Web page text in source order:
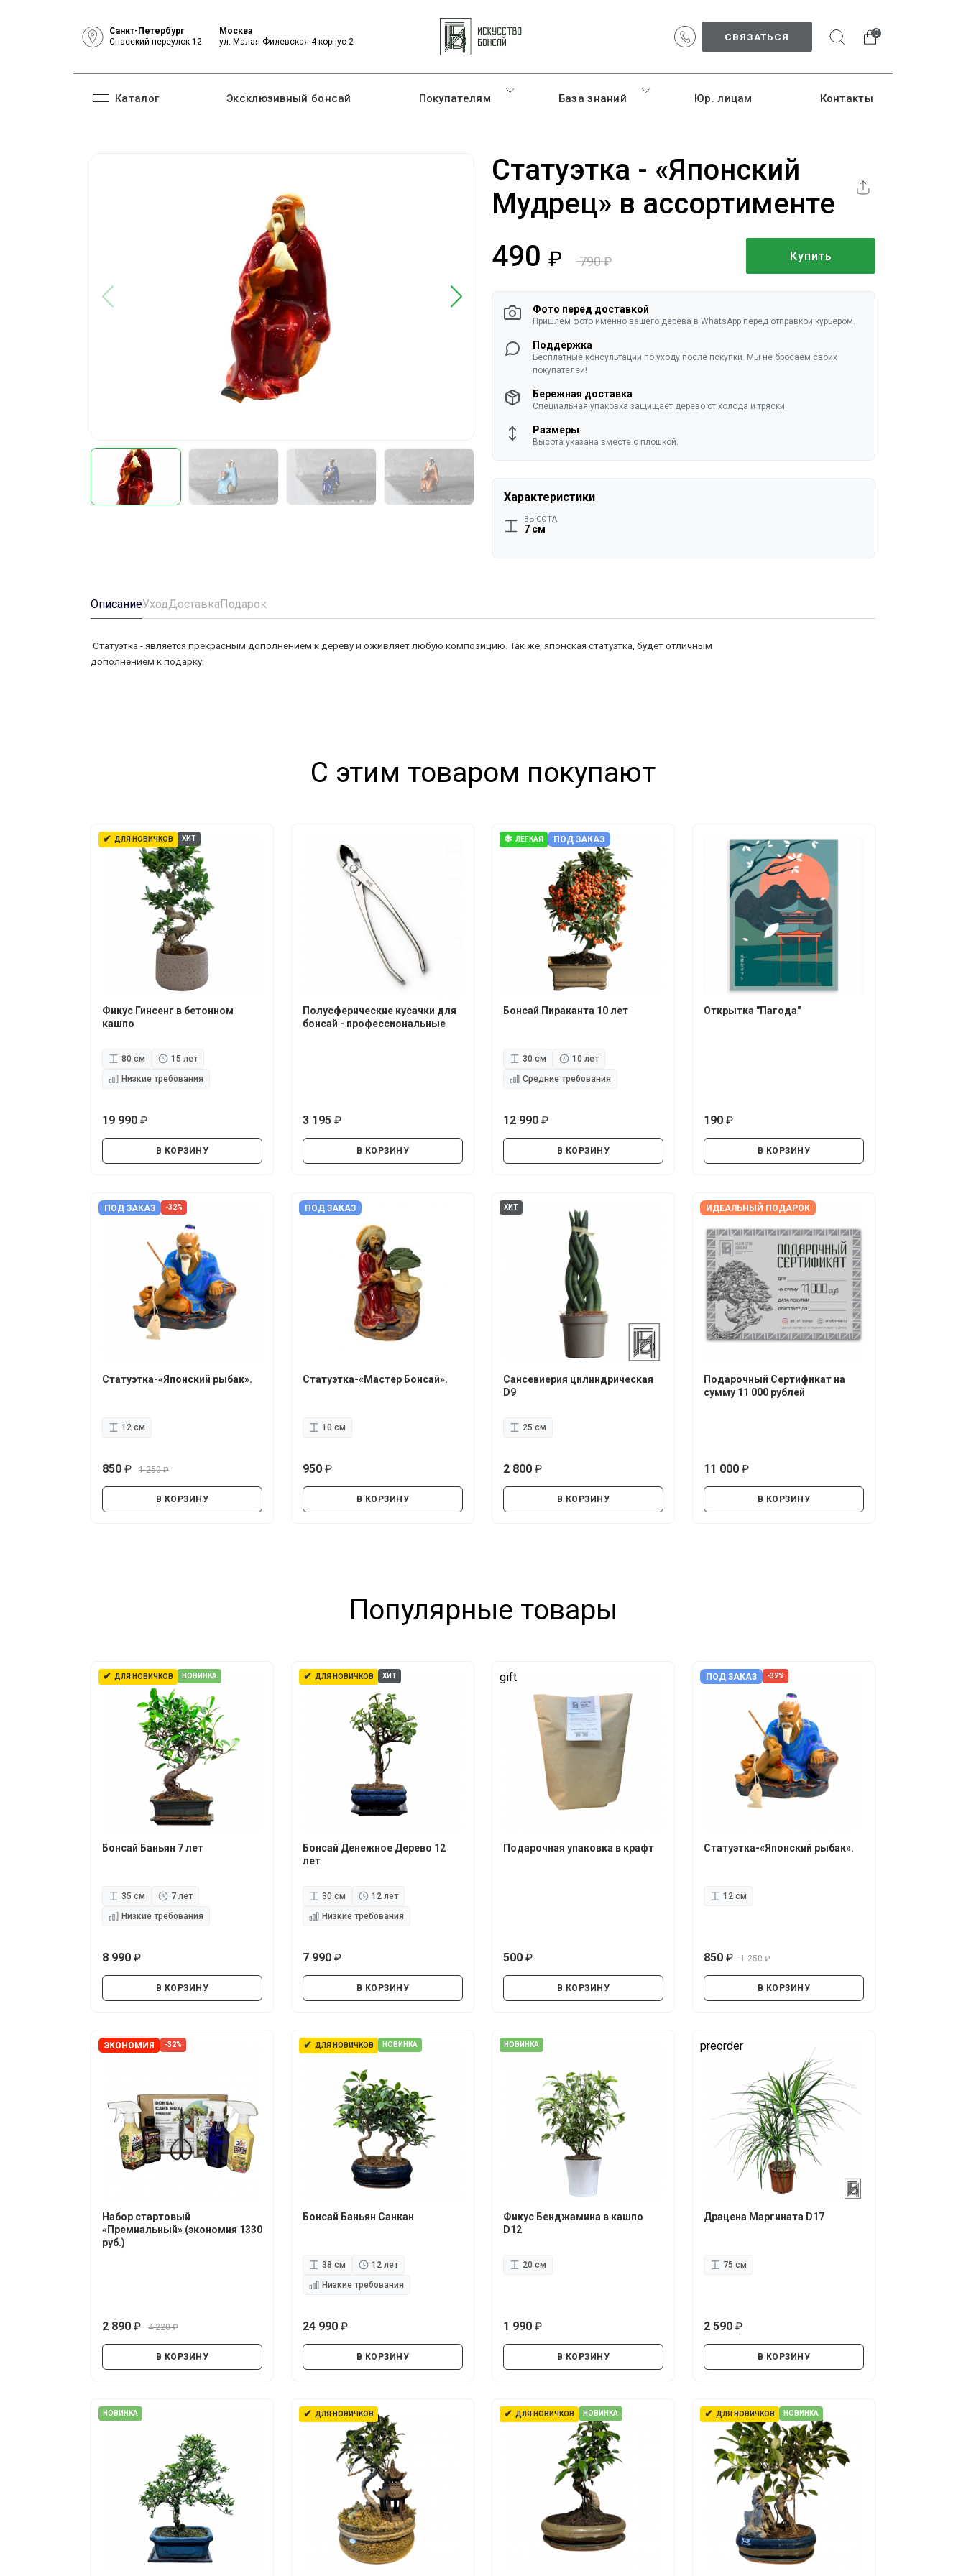
Санкт-Петербург
Спасский переулок 12
Москва
ул. Малая Филевская 4 корпус 2
СВЯЗАТЬСЯ 0
Каталог Эксклюзивный бонсай Покупателям База знаний Юр. лицам Контакты
Статуэтка - «Японский
Мудрец» в ассортименте
490
790
Купить
Фото перед доставкой
Пришлем фото именно вашего дерева в WhatsApp перед отправкой курьером.
Поддержка
Бесплатные консультации по уходу после покупки. Мы не бросаем своих
покупателей!
Бережная доставка
Специальная упаковка защищает дерево от холода и тряски.
Размеры
Высота указана вместе с плошкой.
Характеристики
ВЫСОТА
7 см
ОписаниеУходДоставкаПодарок
Статуэтка - является прекрасным дополнением к дереву и оживляет любую композицию. Так же, японская статуэтка, будет отличным
дополнением к подарку.
С этим товаром покупают
✔ ДЛЯ НОВИЧКОВ ХИТ
Фикус Гинсенг в бетонном
кашпо
80 см
15 лет
Низкие требования
19 990
В КОРЗИНУ
Полусферические кусачки для
бонсай - профессиональные
3 195
В КОРЗИНУ
❄ ЛЕГКАЯ ПОД ЗАКАЗ
Бонсай Пираканта 10 лет
30 см
10 лет
Средние требования
12 990
В КОРЗИНУ
Открытка "Пагода"
190
В КОРЗИНУ
ПОД ЗАКАЗ -32%
Статуэтка-«Японский рыбак».
12 см
850
1 250
В КОРЗИНУ
ПОД ЗАКАЗ
Статуэтка-«Мастер Бонсай».
10 см
950
В КОРЗИНУ
ХИТ
Сансевиерия цилиндрическая
D9
25 см
2 800
В КОРЗИНУ
ИДЕАЛЬНЫЙ ПОДАРОК
Подарочный Сертификат на
сумму 11 000 рублей
11 000
В КОРЗИНУ
Популярные товары
✔ ДЛЯ НОВИЧКОВ НОВИНКА
Бонсай Баньян 7 лет
35 см
7 лет
Низкие требования
8 990
В КОРЗИНУ
✔ ДЛЯ НОВИЧКОВ ХИТ
Бонсай Денежное Дерево 12
лет
30 см
12 лет
Низкие требования
7 990
В КОРЗИНУ
gift
Подарочная упаковка в крафт
500
В КОРЗИНУ
ПОД ЗАКАЗ -32%
Статуэтка-«Японский рыбак».
12 см
850
1 250
В КОРЗИНУ
ЭКОНОМИЯ -32%
Набор стартовый
«Премиальный» (экономия 1330
руб.)
2 890
4 220
В КОРЗИНУ
✔ ДЛЯ НОВИЧКОВ НОВИНКА
Бонсай Баньян Санкан
38 см
12 лет
Низкие требования
24 990
В КОРЗИНУ
НОВИНКА
Фикус Бенджамина в кашпо
D12
20 см
1 990
В КОРЗИНУ
preorder
Драцена Маргината D17
75 см
2 590
В КОРЗИНУ
НОВИНКА ✔ ДЛЯ НОВИЧКОВ ✔ ДЛЯ НОВИЧКОВ НОВИНКА ✔ ДЛЯ НОВИЧКОВ НОВИНКА